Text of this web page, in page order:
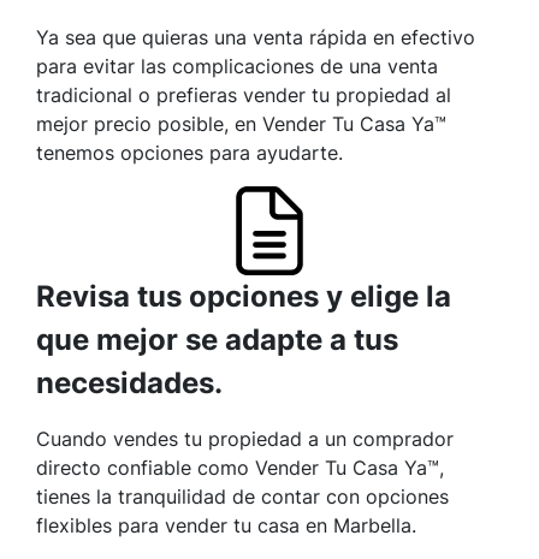
Ya sea que quieras una venta rápida en efectivo
para evitar las complicaciones de una venta
tradicional o prefieras vender tu propiedad al
mejor precio posible, en Vender Tu Casa Ya™
tenemos opciones para ayudarte.
Revisa tus opciones y elige la
que mejor se adapte a tus
necesidades.
Cuando vendes tu propiedad a un comprador
directo confiable como Vender Tu Casa Ya™,
tienes la tranquilidad de contar con opciones
flexibles para vender tu casa en Marbella.